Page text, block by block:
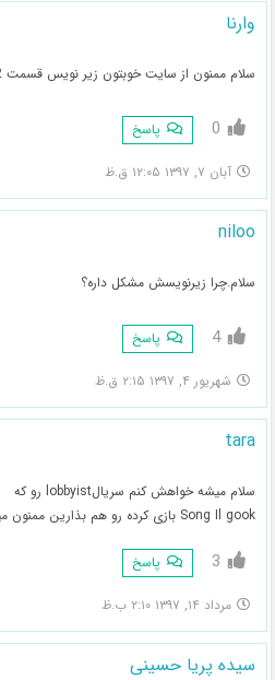
وارنا
سلام ممنون از سایت خوبتون زیر نویس قسمت 12 از فیلم عقب تره هماهنگ نیست
0 پاسخ
آبان ۷, ۱۳۹۷ ۱۲:۰۵ ق.ظ
niloo
سلام.چرا زیرنویسش مشکل داره؟
4 پاسخ
شهریور ۴, ۱۳۹۷ ۲:۱۵ ق.ظ
tara
سلام میشه خواهش کنم سریالlobbyist رو که
Song Il gook بازی کرده رو هم بذارین ممنون میشم
3 پاسخ
مرداد ۱۴, ۱۳۹۷ ۲:۱۰ ب.ظ
سیده پریا حسینی